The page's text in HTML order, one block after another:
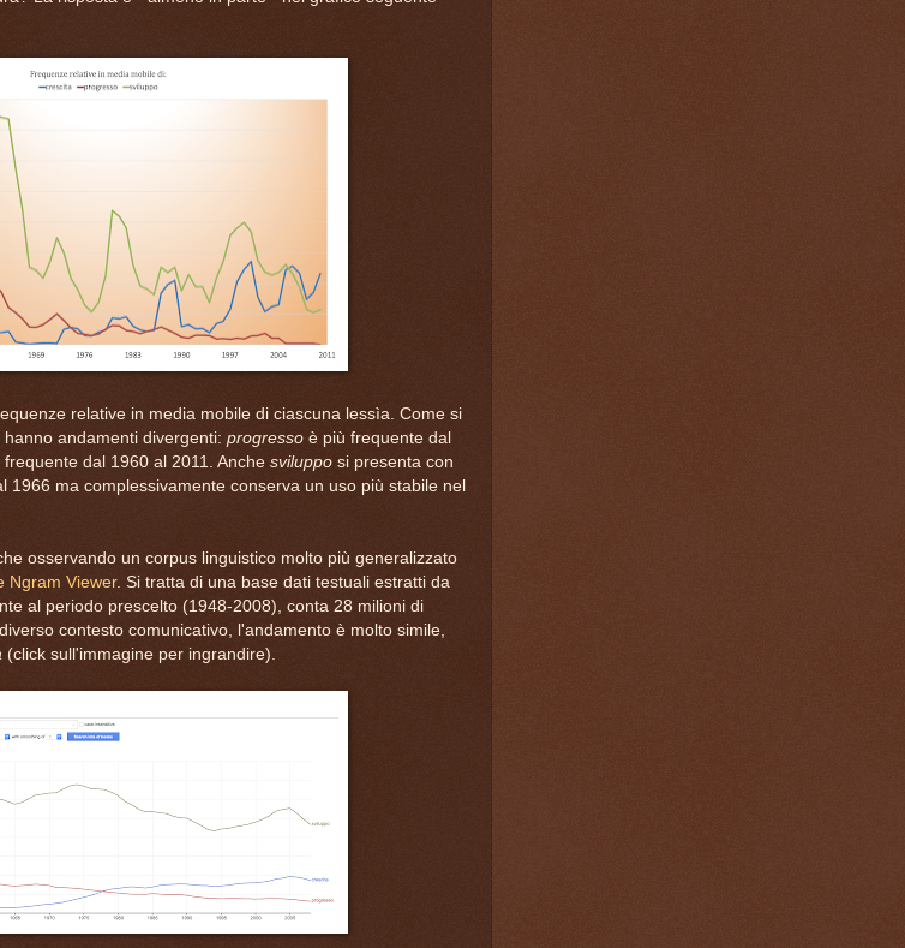
relative in media mobile di ciascuna lessìa. Come si
hanno andamenti divergenti: progressoè più frequente dal
frequente dal 1960 al 2011. Anche svilupposi presenta con
1966 ma complessivamente conserva un uso più stabile nel
osservando un corpus linguistico molto più generalizzato
Ngram Viewer. Si tratta di una base dati testuali estratti da
al periodo prescelto (1948-2008), conta 28 milioni di
contesto comunicativo, l'andamento è molto simile,
(click sull'immagine per ingrandire).